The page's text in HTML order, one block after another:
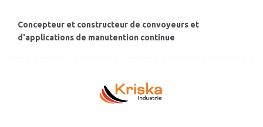
Concepteur et constructeur de convoyeurs et
d'applications de manutention continue